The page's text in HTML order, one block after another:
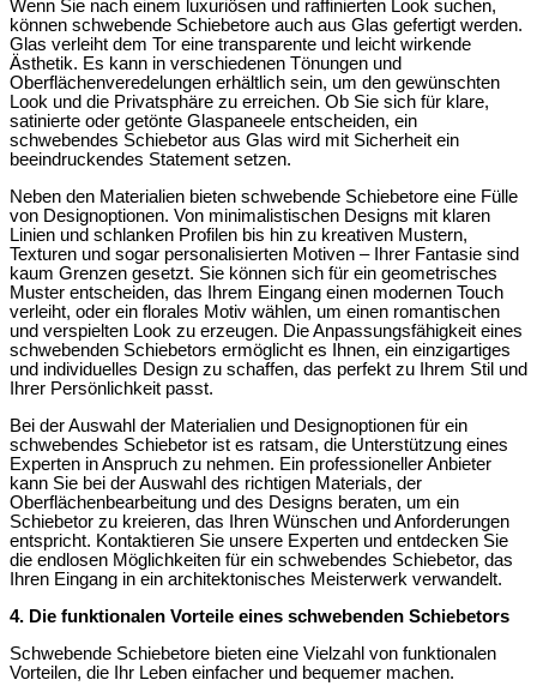
Wenn Sie nach einem luxuriösen und raffinierten Look suchen,
können schwebende Schiebetore auch aus Glas gefertigt werden.
Glas verleiht dem Tor eine transparente und leicht wirkende
Ästhetik. Es kann in verschiedenen Tönungen und
Oberflächenveredelungen erhältlich sein, um den gewünschten
Look und die Privatsphäre zu erreichen. Ob Sie sich für klare,
satinierte oder getönte Glaspaneele entscheiden, ein
schwebendes Schiebetor aus Glas wird mit Sicherheit ein
beeindruckendes Statement setzen.
Neben den Materialien bieten schwebende Schiebetore eine Fülle
von Designoptionen. Von minimalistischen Designs mit klaren
Linien und schlanken Profilen bis hin zu kreativen Mustern,
Texturen und sogar personalisierten Motiven – Ihrer Fantasie sind
kaum Grenzen gesetzt. Sie können sich für ein geometrisches
Muster entscheiden, das Ihrem Eingang einen modernen Touch
verleiht, oder ein florales Motiv wählen, um einen romantischen
und verspielten Look zu erzeugen. Die Anpassungsfähigkeit eines
schwebenden Schiebetors ermöglicht es Ihnen, ein einzigartiges
und individuelles Design zu schaffen, das perfekt zu Ihrem Stil und
Ihrer Persönlichkeit passt.
Bei der Auswahl der Materialien und Designoptionen für ein
schwebendes Schiebetor ist es ratsam, die Unterstützung eines
Experten in Anspruch zu nehmen. Ein professioneller Anbieter
kann Sie bei der Auswahl des richtigen Materials, der
Oberflächenbearbeitung und des Designs beraten, um ein
Schiebetor zu kreieren, das Ihren Wünschen und Anforderungen
entspricht. Kontaktieren Sie unsere Experten und entdecken Sie
die endlosen Möglichkeiten für ein schwebendes Schiebetor, das
Ihren Eingang in ein architektonisches Meisterwerk verwandelt.
4. Die funktionalen Vorteile eines schwebenden Schiebetors
Schwebende Schiebetore bieten eine Vielzahl von funktionalen
Vorteilen, die Ihr Leben einfacher und bequemer machen.